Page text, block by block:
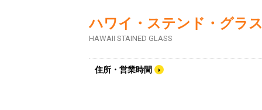
ハワイ・ステンド・グラ
HAWAII STAINED GLASS
住所・営業時間